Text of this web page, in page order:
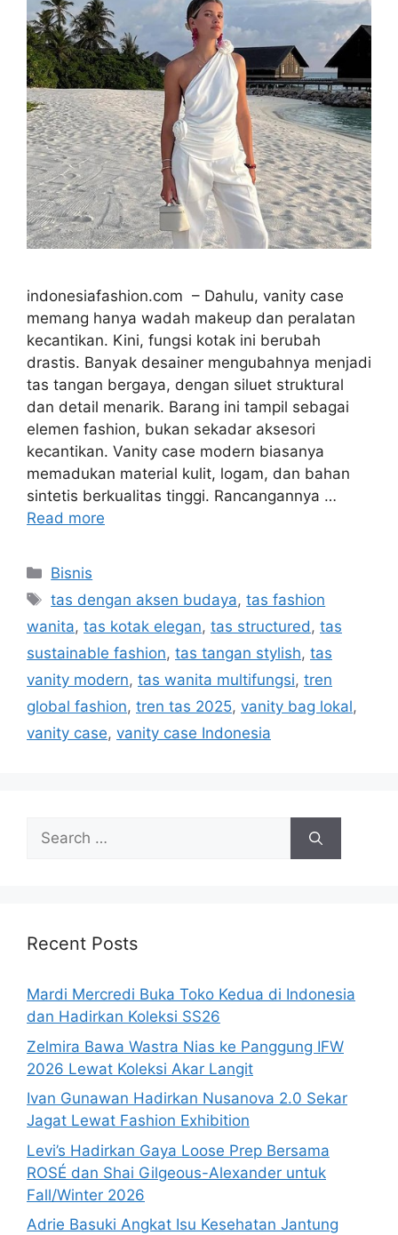
indonesiafashion.com – Dahulu, vanity case
memang hanya wadah makeup dan peralatan
kecantikan. Kini, fungsi kotak ini berubah
drastis. Banyak desainer mengubahnya menjadi
tas tangan bergaya, dengan siluet struktural
dan detail menarik. Barang ini tampil sebagai
elemen fashion, bukan sekadar aksesori
kecantikan. Vanity case modern biasanya
memadukan material kulit, logam, dan bahan
sintetis berkualitas tinggi. Rancangannya …
Read more
Categories
Bisnis
Tags
tas dengan aksen budaya,tas fashion
wanita, tas kotak elegan, tas structured, tas
sustainable fashion, tas tangan stylish, tas
vanity modern, tas wanita multifungsi, tren
global fashion, tren tas 2025, vanity bag lokal,
vanity case, vanity case Indonesia
Search
for:
Recent Posts
Mardi Mercredi Buka Toko Kedua di Indonesia
dan Hadirkan Koleksi SS26
Zelmira Bawa Wastra Nias ke Panggung IFW
2026 Lewat Koleksi Akar Langit
Ivan Gunawan Hadirkan Nusanova 2.0 Sekar
Jagat Lewat Fashion Exhibition
Levi’s Hadirkan Gaya Loose Prep Bersama
ROSÉ dan Shai Gilgeous-Alexander untuk
Fall/Winter 2026
Adrie Basuki Angkat Isu Kesehatan Jantung